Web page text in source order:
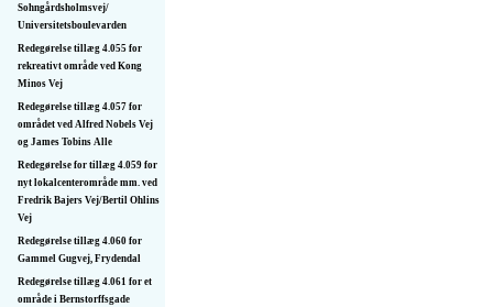
Sohngårdsholmsvej/
Universitetsboulevarden
Redegørelse tillæg 4.055 for
rekreativt område ved Kong
Minos Vej
Redegørelse tillæg 4.057 for
området ved Alfred Nobels Vej
og James Tobins Alle
Redegørelse for tillæg 4.059 for
nyt lokalcenterområde mm. ved
Fredrik Bajers Vej/Bertil Ohlins
Vej
Redegørelse tillæg 4.060 for
Gammel Gugvej, Frydendal
Redegørelse tillæg 4.061 for et
område i Bernstorffsgade